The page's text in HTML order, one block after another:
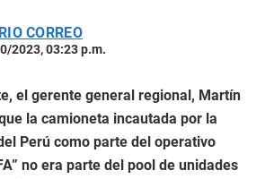
CORREO
2023, 03:23 p.m.
el gerente general regional, Martín
la camioneta incautada por la
Perú como parte del operativo
no era parte del pool de unidades